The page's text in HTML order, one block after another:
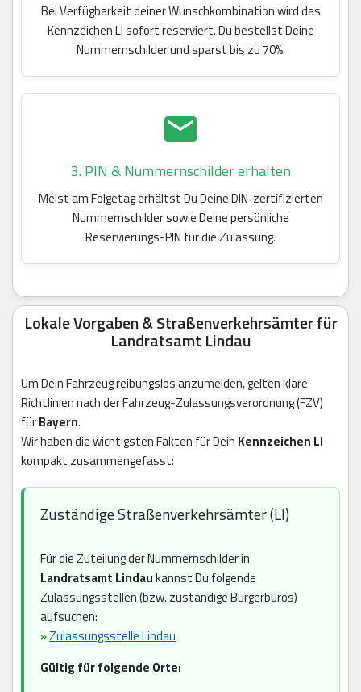
Bei Verfügbarkeit deiner Wunschkombination wird das
Kennzeichen LI sofort reserviert. Du bestellst Deine
Nummernschilder und sparst bis zu 70%.
3. PIN & Nummernschilder erhalten
Meist am Folgetag erhältst Du Deine DIN-zertifizierten
Nummernschilder sowie Deine persönliche
Reservierungs-PIN für die Zulassung.
Lokale Vorgaben & Straßenverkehrsämter für
Landratsamt Lindau
Um Dein Fahrzeug reibungslos anzumelden, gelten klare
Richtlinien nach der Fahrzeug-Zulassungsverordnung (FZV)
fürBayern.
Wir haben die wichtigsten Fakten für Dein Kennzeichen LI
kompakt zusammengefasst:
Zuständige Straßenverkehrsämter (LI)
Für die Zuteilung der Nummernschilder in
Landratsamt Lindaukannst Du folgende
Zulassungsstellen (bzw. zuständige Bürgerbüros)
aufsuchen:
»Zulassungsstelle Lindau
Gültig für folgende Orte: